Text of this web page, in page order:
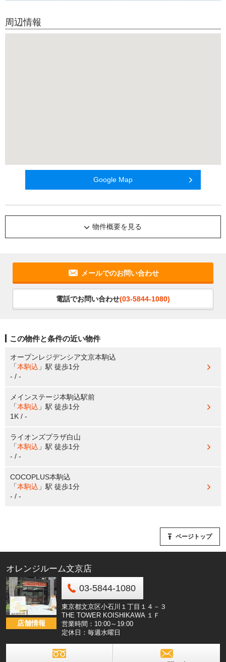
徒歩10分圏内にコンビニ・スーパー2軒、飲食店などが揃っており、日々
のお買い物に
周辺情報
Google Map
物件概要を見る
メールでのお問い合わせ
電話でお問い合わせ(03-5844-1080)
この物件と条件の近い物件
オープンレジデンシア文京本駒込
「本駒込 」駅 徒歩1分
- / -
メインステージ本駒込駅前
「本駒込 」駅 徒歩1分
1K / -
ライオンズプラザ白山
「本駒込 」駅 徒歩1分
- / -
COCOPLUS本駒込
「本駒込 」駅 徒歩1分
- / -
ページトップ
オレンジルーム文京店
店舗情報
03-5844-1080
東京都文京区小石川１丁目１４－３
THE TOWER KOISHIKAWA １Ｆ
営業時間：10:00～19:00
定休日：毎週水曜日